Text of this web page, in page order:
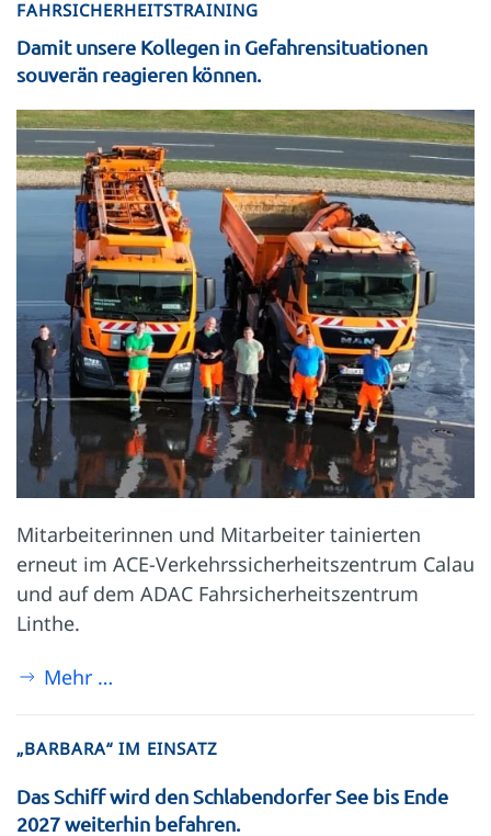
FAHRSICHERHEITSTRAINING
Damit unsere Kollegen in Gefahrensituationen
souverän reagieren können.
Mitarbeiterinnen und Mitarbeiter tainierten
erneut im ACE-Verkehrssicherheitszentrum Calau
und auf dem ADAC Fahrsicherheitszentrum
Linthe.
Mehr …
„BARBARA“ IM EINSATZ
Das Schiff wird den Schlabendorfer See bis Ende
2027 weiterhin befahren.